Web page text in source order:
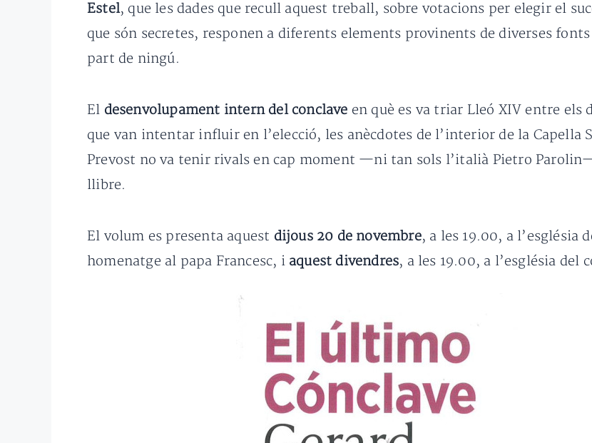
Estel, que les dades que recull aquest treball, sobre votacions per elegir el
que són secretes, responen a diferents elements provinents de diverses
part de ningú.
El desenvolupament intern del conclave en què es va triar Lleó XIV entre els
que van intentar influir en l’elecció, les anècdotes de l’interior de la
Prevost no va tenir rivals en cap moment —ni tan sols l’italià Pietro
llibre.
El volum es presenta aquest dijous 20 de novembre, a les 19.00, a l’església
homenatge al papa Francesc, i aquest divendres, a les 19.00, a l’església del